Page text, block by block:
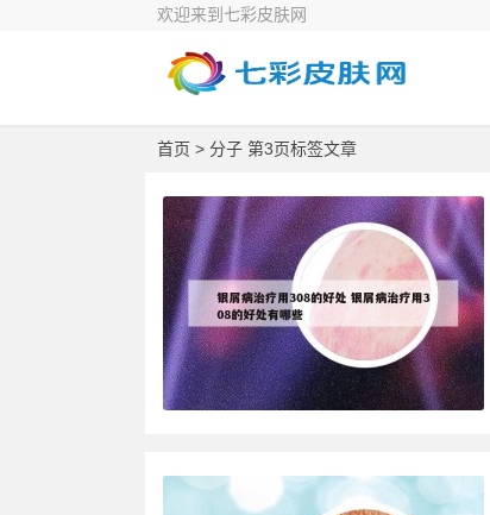
欢迎来到七彩皮肤网
首页 > 分子 第3页标签文章